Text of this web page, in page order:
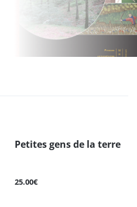
Petites gens de la terre
25.00€